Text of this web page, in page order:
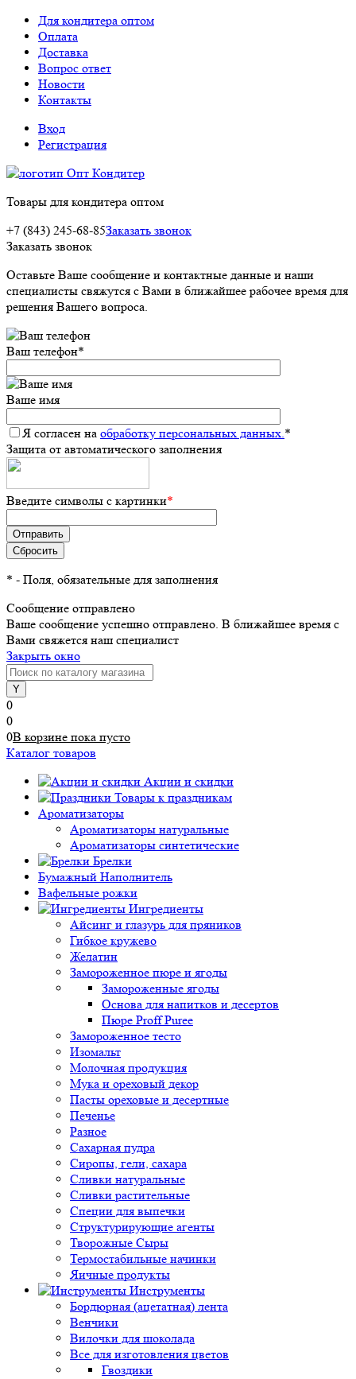
Для кондитера оптом
Оплата
Доставка
Вопрос ответ
Новости
Контакты
Вход
Регистрация
Товары для кондитера оптом
+7 (843) 245-68-85Заказать звонок
Заказать звонок
Оставьте Ваше сообщение и контактные данные и наши
специалисты свяжутся с Вами в ближайшее рабочее время для
решения Вашего вопроса.
Ваш телефон*
Ваше имя
Я согласен на обработку персональных данных.*
Защита от автоматического заполнения
Введите символы с картинки*
* - Поля, обязательные для заполнения
Сообщение отправлено
Ваше сообщение успешно отправлено. В ближайшее время с
Вами свяжется наш специалист
Закрыть окно
0
0
0В корзине пока пусто
Каталог товаров
Акции и скидки
Товары к праздникам
Ароматизаторы
Ароматизаторы натуральные
Ароматизаторы синтетические
Брелки
Бумажный Наполнитель
Вафельные рожки
Ингредиенты
Айсинг и глазурь для пряников
Гибкое кружево
Желатин
Замороженное пюре и ягоды
Замороженные ягоды
Основа для напитков и десертов
Пюре Proff Puree
Замороженное тесто
Изомальт
Молочная продукция
Мука и ореховый декор
Пасты ореховые и десертные
Печенье
Разное
Сахарная пудра
Сиропы, гели, сахара
Сливки натуральные
Сливки растительные
Специи для выпечки
Структурирующие агенты
Творожные Сыры
Термостабильные начинки
Яичные продукты
Инструменты
Бордюрная (ацетатная) лента
Венчики
Вилочки для шоколада
Все для изготовления цветов
Гвоздики